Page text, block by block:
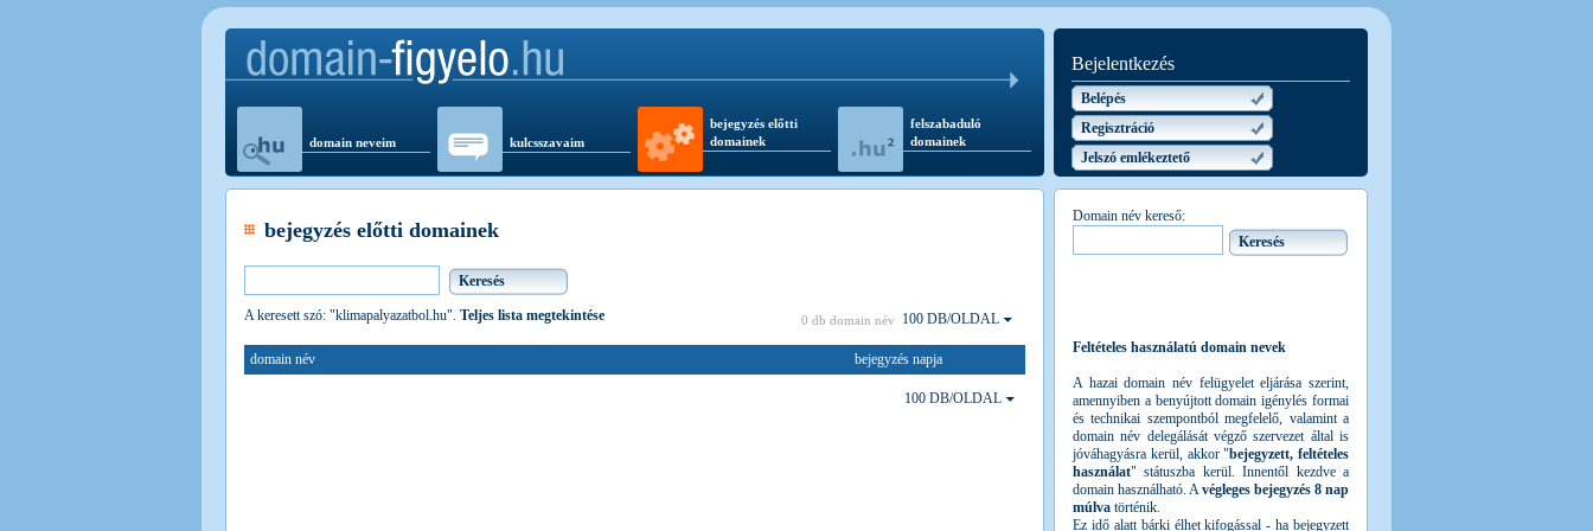
domain neveim kulcsszavaim
bejegyzés előtti
domainek
felszabaduló
domainek
Bejelentkezés
Belépés
Regisztráció
Jelszó emlékeztető
bejegyzés előtti domainek
A keresett szó: "klimapalyazatbol.hu". Teljes lista megtekintése 0 db domain név 100 DB/OLDAL
domain név bejegyzés napja
100 DB/OLDAL
Domain név kereső:
Feltételes használatú domain nevek
A hazai domain név felügyelet eljárása szerint,
amennyiben a benyújtott domain igénylés formai
és technikai szempontból megfelelő, valamint a
domain név delegálását végző szervezet által is
jóváhagyásra kerül, akkor "bejegyzett, feltételes
használat" státuszba kerül. Innentől kezdve a
domain használható. Avégleges bejegyzés 8 nap
múlva történik.
Ez idő alatt bárki élhet kifogással - ha bejegyzett